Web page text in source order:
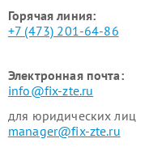
Горячая линия:
+7 (473) 201-64-86
Электронная почта:
info@fix-zte.ru
для юридических лиц
manager@fix-zte.ru